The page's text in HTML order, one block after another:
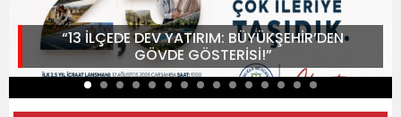
“13 İLÇEDE DEV YATIRIM: BÜYÜKŞEHİR’DEN
GÖVDE GÖSTERİSİ!”